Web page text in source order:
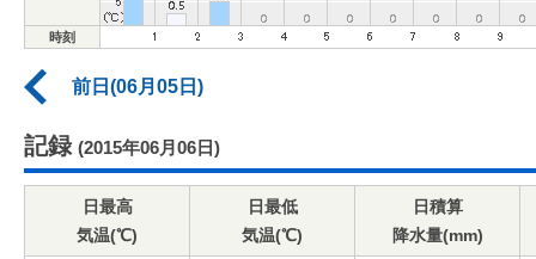
時刻
前日(06月05日)
記録 (2015年06月06日)
日最高
気温(℃)
日最低
気温(℃)
日積算
降水量(mm)